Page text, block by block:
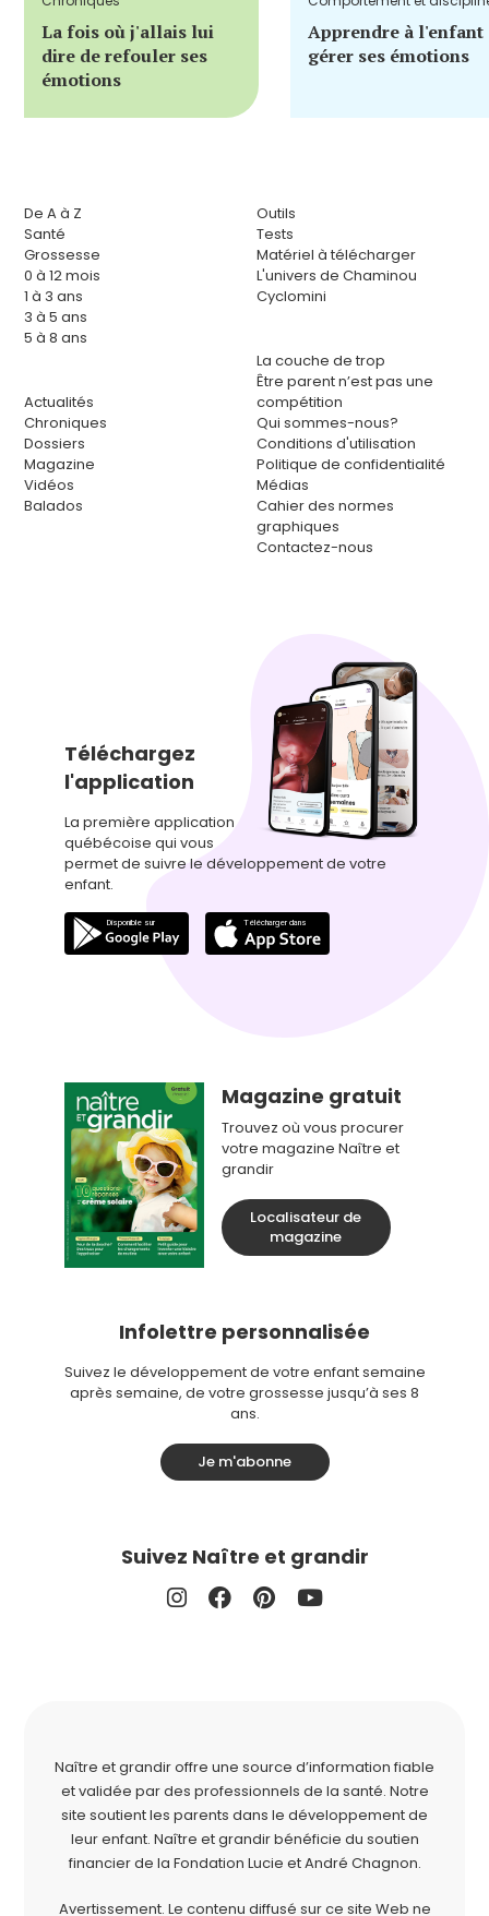
La fois où j'allais lui
dire de refouler ses
émotions
Apprendre à l'enfant
gérer ses émotions
De A à Z
Santé
Grossesse
0 à 12 mois
1 à 3 ans
3 à 5 ans
5 à 8 ans
Actualités
Chroniques
Dossiers
Magazine
Vidéos
Balados
Outils
Tests
Matériel à télécharger
L'univers de Chaminou
Cyclomini
La couche de trop
Être parent n’est pas une
compétition
Qui sommes-nous?
Conditions d'utilisation
Politique de confidentialité
Médias
Cahier des normes
graphiques
Contactez-nous
Téléchargez
l'application
La première application
québécoise qui vous
permet de suivre le développement de votre
enfant.
Magazine gratuit
Trouvez où vous procurer
votre magazine Naître et
grandir
Localisateur de
magazine
Infolettre personnalisée
Suivez le développement de votre enfant semaine
après semaine, de votre grossesse jusqu’à ses 8
ans.
Je m'abonne
Suivez Naître et grandir
Naître et grandir offre une source d’information fiable
et validée par des professionnels de la santé. Notre
site soutient les parents dans le développement de
leur enfant. Naître et grandir bénéficie du soutien
financier de la Fondation Lucie et André Chagnon.
Avertissement. Le contenu diffusé sur ce site Web ne